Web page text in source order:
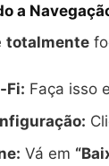
a
totalmente
Fi: Faça isso
Vá em